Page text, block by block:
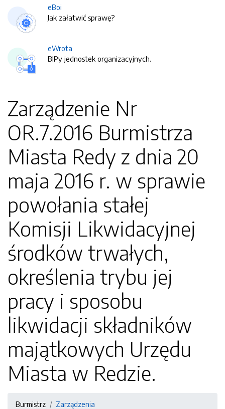
eBoi
Jak załatwić sprawę?
eWrota
BIPy jednostek organizacyjnych.
Zarządzenie Nr
OR.7.2016 Burmistrza
Miasta Redy z dnia 20
maja 2016 r. w sprawie
powołania stałej
Komisji Likwidacyjnej
środków trwałych,
określenia trybu jej
pracy i sposobu
likwidacji składników
majątkowych Urzędu
Miasta w Redzie.
Burmistrz
Zarządzenia